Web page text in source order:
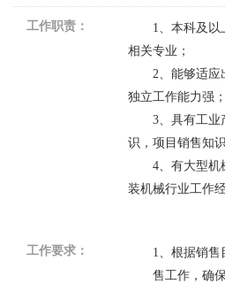
工作职责： 1、本科及以
相关专业；
2、能够适应
独立工作能力强；
3、具有工业
识，项目销售知识
4、 有大型机
装机械行业工作
工作要求： 1、根据销售
售工作，确